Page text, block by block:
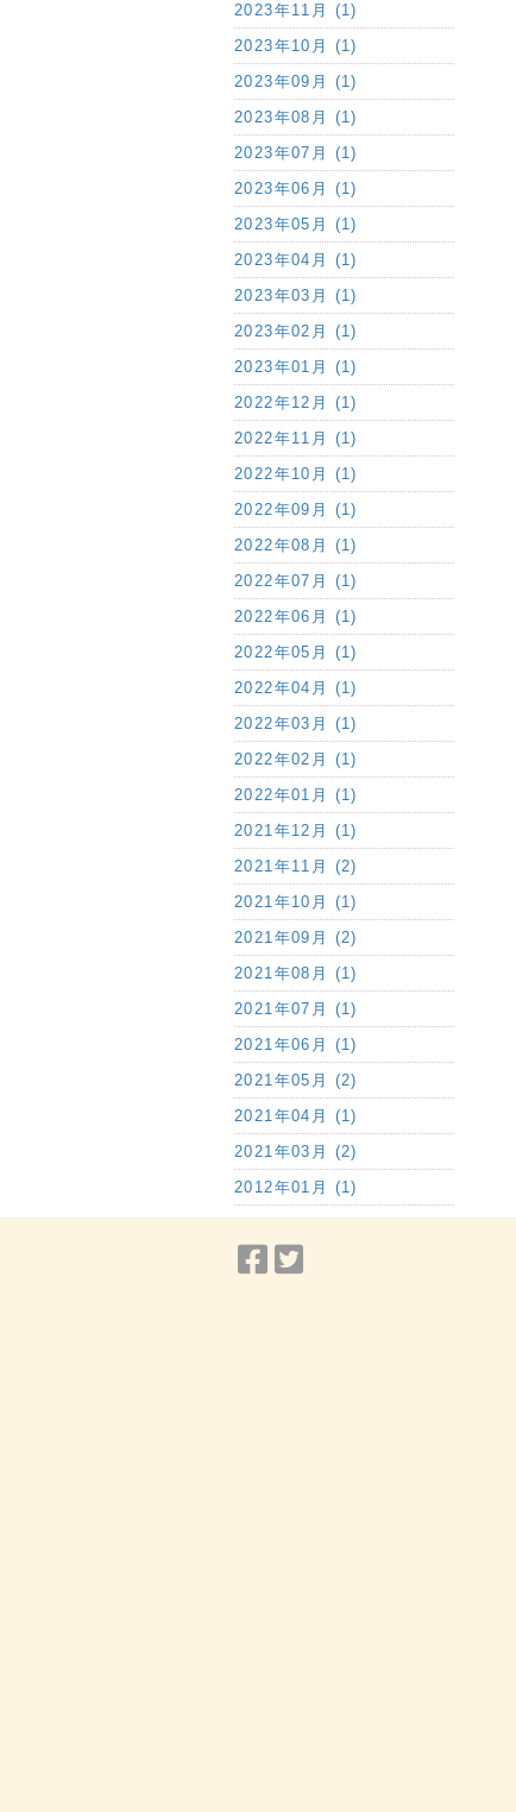
2023年11月 (1)
2023年10月 (1)
2023年09月 (1)
2023年08月 (1)
2023年07月 (1)
2023年06月 (1)
2023年05月 (1)
2023年04月 (1)
2023年03月 (1)
2023年02月 (1)
2023年01月 (1)
2022年12月 (1)
2022年11月 (1)
2022年10月 (1)
2022年09月 (1)
2022年08月 (1)
2022年07月 (1)
2022年06月 (1)
2022年05月 (1)
2022年04月 (1)
2022年03月 (1)
2022年02月 (1)
2022年01月 (1)
2021年12月 (1)
2021年11月 (2)
2021年10月 (1)
2021年09月 (2)
2021年08月 (1)
2021年07月 (1)
2021年06月 (1)
2021年05月 (2)
2021年04月 (1)
2021年03月 (2)
2012年01月 (1)
Facebook